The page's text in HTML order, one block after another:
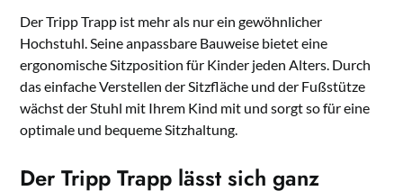
Der Tripp Trapp ist mehr als nur ein gewöhnlicher
Hochstuhl. Seine anpassbare Bauweise bietet eine
ergonomische Sitzposition für Kinder jeden Alters. Durch
das einfache Verstellen der Sitzfläche und der Fußstütze
wächst der Stuhl mit Ihrem Kind mit und sorgt so für eine
optimale und bequeme Sitzhaltung.
Der Tripp Trapp lässt sich ganz